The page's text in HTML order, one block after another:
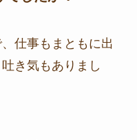
仕事もまともに出
き気もありまし